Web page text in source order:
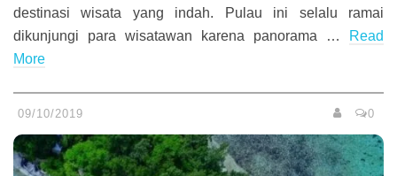
destinasi wisata yang indah. Pulau ini selalu ramai
dikunjungi para wisatawan karena panorama …
Read
More
09/10/2019 0